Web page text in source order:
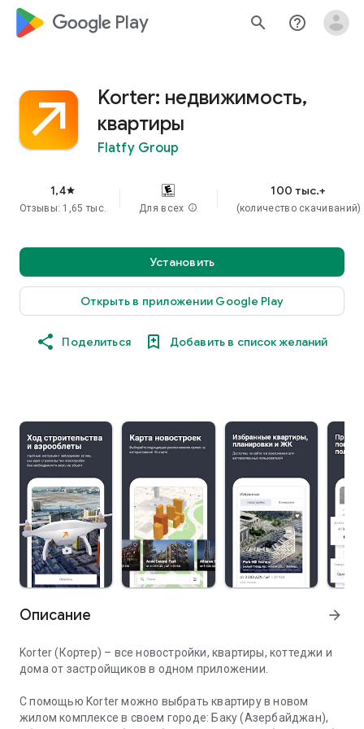
google_logo Play search help_outline
Korter: недвижимость,
квартиры
Flatfy Group
1,4star
Отзывы: 1,65 тыс. Для всех info
100 тыс.+
(количество скачиваний)
Установить
Открыть в приложении Google Play
Поделиться Добавить в список желаний
Описание arrow_forward
Korter (Кортер) – все новостройки, квартиры, коттеджи и
дома от застройщиков в одном приложении.
С помощью Korter можно выбрать квартиру в новом
жилом комплексе в своем городе: Баку (Азербайджан),